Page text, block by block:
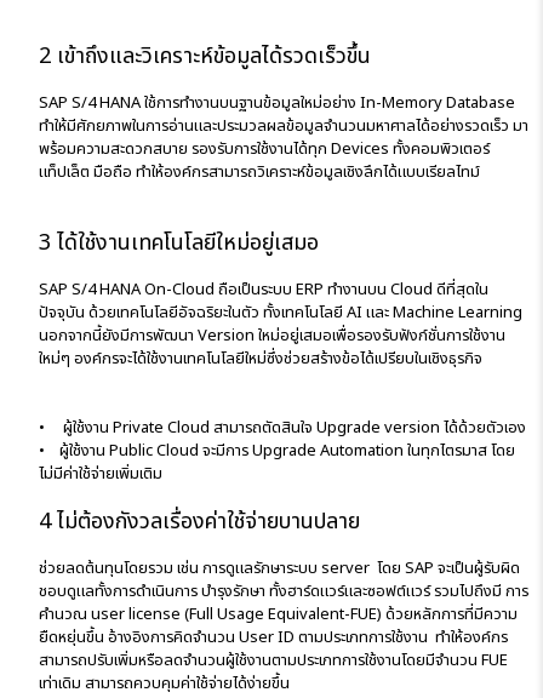
2 เข้าถึงและวิเคราะห์ข้อมูลได้รวดเร็วขึ้น
SAP S/4 HANA ใช้การทำงานบนฐานข้อมูลใหม่อย่าง In-Memory Database
ทำให้มีศักยภาพในการอ่านและประมวลผลข้อมูลจำนวนมหาศาลได้อย่างรวดเร็ว มา
พร้อมความสะดวกสบาย รองรับการใช้งานได้ทุก Devices ทั้งคอมพิวเตอร์
แท็ปเล็ต มือถือ ทำให้องค์กรสามารถวิเคราะห์ข้อมูลเชิงลึกได้แบบเรียลไทม์
3 ได้ใช้งานเทคโนโลยีใหม่อยู่เสมอ
SAP S/4 HANA On-Cloud ถือเป็นระบบ ERP ทำงานบน Cloud ดีที่สุดใน
ปัจจุบัน ด้วยเทคโนโลยีอัจฉริยะในตัว ทั้งเทคโนโลยี AI และ Machine Learning
นอกจากนี้ยังมีการพัฒนา Version ใหม่อยู่เสมอเพื่อรองรับฟังก์ชั่นการใช้งาน
ใหม่ๆ องค์กรจะได้ใช้งานเทคโนโลยีใหม่ซึ่งช่วยสร้างข้อได้เปรียบในเชิงธุรกิจ
• ผู้ใช้งาน Private Cloud สามารถตัดสินใจ Upgrade version ได้ด้วยตัวเอง
• ผู้ใช้งาน Public Cloud จะมีการ Upgrade Automation ในทุกไตรมาส โดย
ไม่มีค่าใช้จ่ายเพิ่มเติม
4 ไม่ต้องกังวลเรื่องค่าใช้จ่ายบานปลาย
ช่วยลดต้นทุนโดยรวม เช่น การดูแลรักษาระบบ server โดย SAP จะเป็นผู้รับผิด
ชอบดูแลทั้งการดำเนินการ บำรุงรักษา ทั้งฮาร์ดแวร์และซอฟต์แวร์ รวมไปถึงมี การ
คำนวณ user license (Full Usage Equivalent-FUE) ด้วยหลักการที่มีความ
ยืดหยุ่นขึ้น อ้างอิงการคิดจำนวน User ID ตามประเภทการใช้งาน ทำให้องค์กร
สามารถปรับเพิ่มหรือลดจำนวนผู้ใช้งานตามประเภทการใช้งานโดยมีจำนวน FUE
เท่าเดิม สามารถควบคุมค่าใช้จ่ายได้ง่ายขึ้น